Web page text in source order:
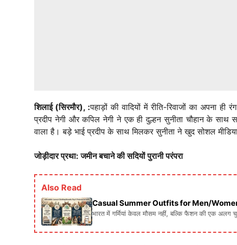
शिलाई (सिरमौर), :पहाड़ों की वादियों में रीति-रिवाजों का अपना
प्रदीप नेगी और कपिल नेगी ने एक ही दुल्हन सुनीता चौहान के साथ
वाला है। बड़े भाई प्रदीप के साथ मिलकर सुनीता ने खुद सोशल
जोड़ीदार प्रथा: जमीन बचाने की सदियों पुरानी परंपरा
Also Read
Casual Summer Outfits for Men/Women:
भारत में गर्मियां केवल मौसम नहीं, बल्कि फैशन की एक अलग